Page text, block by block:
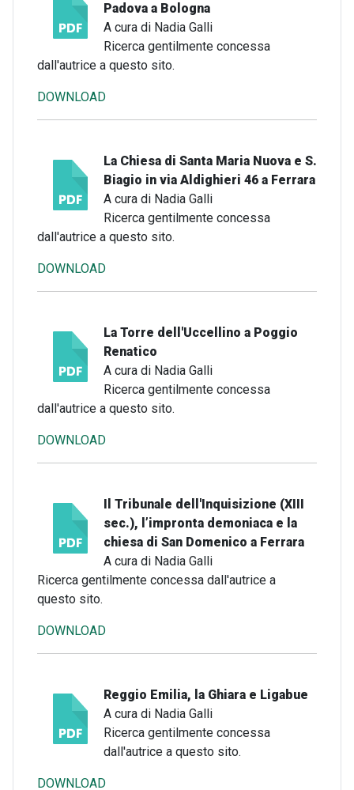
Padova a Bologna
A cura di Nadia Galli
Ricerca gentilmente concessa
dall'autrice a questo sito.
DOWNLOAD
La Chiesa di Santa Maria Nuova e S.
Biagio in via Aldighieri 46 a Ferrara
A cura di Nadia Galli
Ricerca gentilmente concessa
dall'autrice a questo sito.
DOWNLOAD
La Torre dell'Uccellino a Poggio
Renatico
A cura di Nadia Galli
Ricerca gentilmente concessa
dall'autrice a questo sito.
DOWNLOAD
Il Tribunale dell'Inquisizione (XIII
sec.), l’impronta demoniaca e la
chiesa di San Domenico a Ferrara
A cura di Nadia Galli
Ricerca gentilmente concessa dall'autrice a
questo sito.
DOWNLOAD
Reggio Emilia, la Ghiara e Ligabue
A cura di Nadia Galli
Ricerca gentilmente concessa
dall'autrice a questo sito.
DOWNLOAD